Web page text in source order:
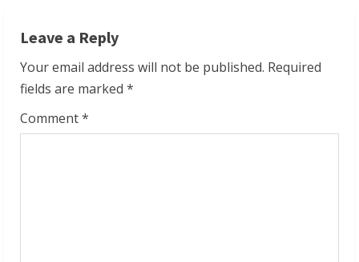
n
u
e
R
Leave a Reply
Your email address will not be published. Required
fields are marked *
Comment*